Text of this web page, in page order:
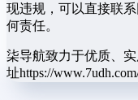
现违规，可以直接联
何责任。
柒导航致力于优质、
址https://